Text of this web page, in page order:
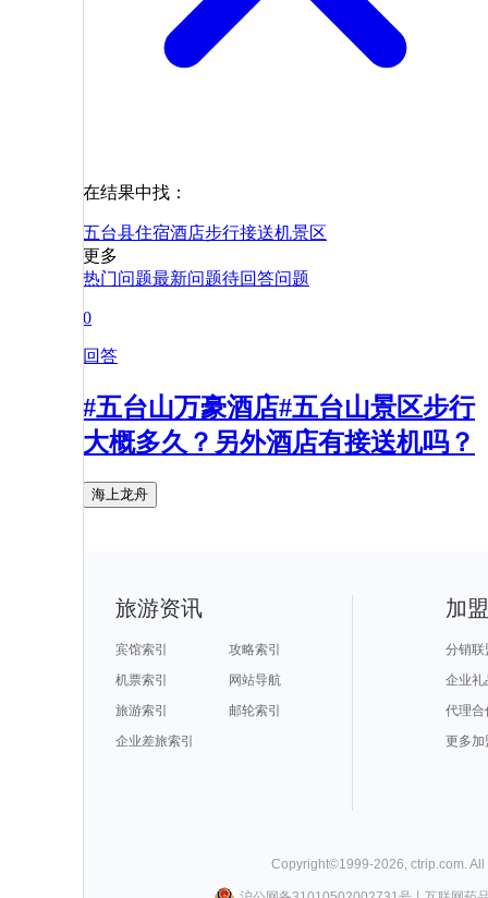
在结果中找：
五台县住宿酒店步行接送机景区
更多
热门问题最新问题待回答问题
0
回答
#五台山万豪酒店#五台山景区步行
大概多久？另外酒店有接送机吗？
海上龙舟
旅游资讯
宾馆索引
攻略索引
机票索引
网站导航
旅游索引
邮轮索引
企业差旅索引
加
分销联
企业礼
代理合
更多加
Copyright©1999-2026 ctrip.com .